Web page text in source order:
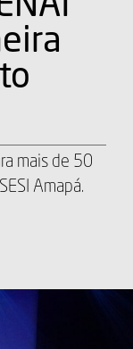
mais de 50
Amapá.